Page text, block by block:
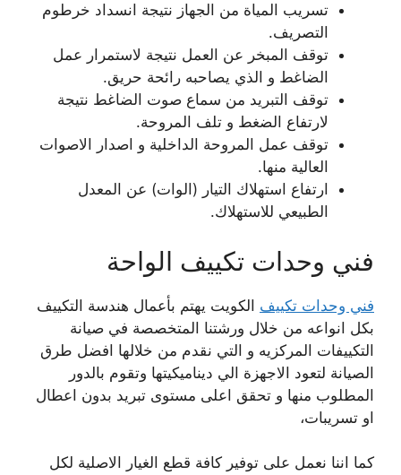
تسريب المياة من الجهاز نتيجة انسداد خرطوم
التصريف.
توقف المبخر عن العمل نتيجة لاستمرار عمل
الضاغط و الذي يصاحبه رائحة حريق.
توقف التبريد من سماع صوت الضاغط نتيجة
لارتفاع الضغط و تلف المروحة.
توقف عمل المروحة الداخلية و اصدار الاصوات
العالية منها.
ارتفاع استهلاك التيار (الوات) عن المعدل
الطبيعي للاستهلاك.
فني وحدات تكييف الواحة
فني وحدات تكييف الكويت يهتم بأعمال هندسة التكييف
بكل انواعه من خلال ورشتنا المتخصصة في صيانة
التكييفات المركزيه و التي نقدم من خلالها افضل طرق
الصيانة لتعود الاجهزة الي ديناميكيتها وتقوم بالدور
المطلوب منها و تحقق اعلى مستوى تبريد بدون اعطال
او تسريبات،
كما اننا نعمل على توفير كافة قطع الغيار الاصلية لكل